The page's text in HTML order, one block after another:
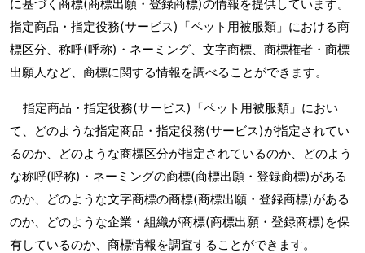
に基づく商標(商標出願・登録商標)の情報を提供しています。
指定商品・指定役務(サービス)「ペット用被服類」における商
標区分、称呼(呼称)・ネーミング、文字商標、商標権者・商標
出願人など、商標に関する情報を調べることができます。
指定商品・指定役務(サービス)「ペット用被服類」におい
て、どのような指定商品・指定役務(サービス)が指定されてい
るのか、どのような商標区分が指定されているのか、どのよう
な称呼(呼称)・ネーミングの商標(商標出願・登録商標)がある
のか、どのような文字商標の商標(商標出願・登録商標)がある
のか、どのような企業・組織が商標(商標出願・登録商標)を保
有しているのか、商標情報を調査することができます。